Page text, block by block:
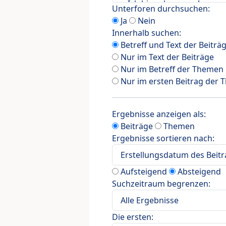
Unterforen durchsuchen:
Ja
Nein
Innerhalb suchen:
Betreff und Text der
Nur im Text der Beiträge
Nur im Betreff der Themen
Nur im ersten Beitrag der
Ergebnisse anzeigen als:
Beiträge
Themen
Ergebnisse sortieren nach:
Aufsteigend
Absteigend
Suchzeitraum begrenzen:
Die ersten: